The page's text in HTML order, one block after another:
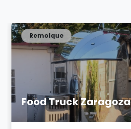
Food Truck Zaragoza
Remolque